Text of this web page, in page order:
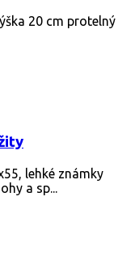
20 cm protelný
lehké známky
a sp...